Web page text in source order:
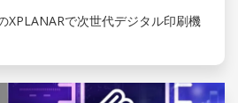
XPLANARで次世代デジタル印刷機